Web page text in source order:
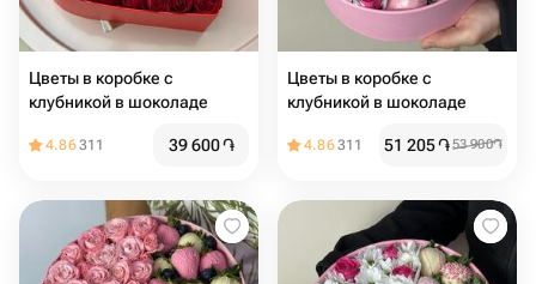
Цветы в коробке с
клубникой в шоколаде️
4.86311 39 600֏
Цветы в коробке с
клубникой в шоколаде
4.86311 51 205֏53 900֏